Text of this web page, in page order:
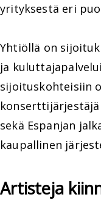
yrityksestä eri
Yhtiöllä on
ja
sijoituskohteisiin
sekä Espanjan
kaupallinen
Artisteja